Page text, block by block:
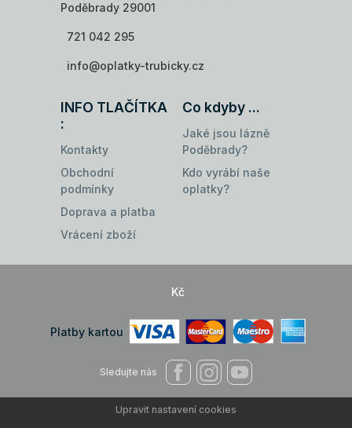
Poděbrady 29001
721 042 295
info@oplatky-trubicky.cz
INFO TLAČÍTKA
:
Kontakty
Obchodní
podmínky
Doprava a platba
Vrácení zboží
Co kdyby ...
Jaké jsou lázně
Poděbrady?
Kdo vyrábí naše
oplatky?
Kč
Platby kartou
Sledujte nás
Upravit nastavení cookies